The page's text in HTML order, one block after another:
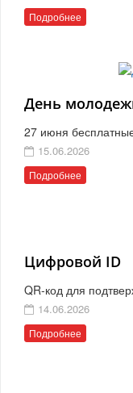
Подробнее
День
27 июня
15.06.2026
Подробнее
Цифровой ID
QR-код для
14.06.2026
Подробнее